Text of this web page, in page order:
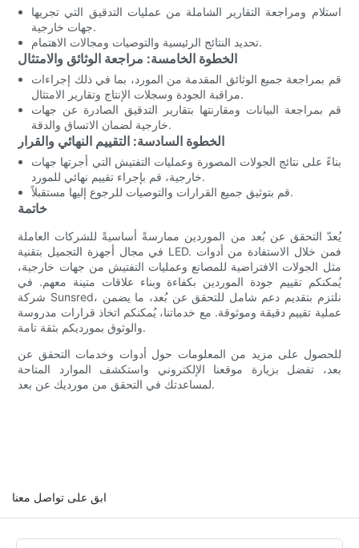
استلام ومراجعة التقارير الشاملة من عمليات التدقيق التي تجريها
جهات خارجية.
تحديد النتائج الرئيسية والتوصيات ومجالات الاهتمام.
الخطوة الخامسة: مراجعة الوثائق والامتثال
قم بمراجعة جميع الوثائق المقدمة من المورد، بما في ذلك إجراءات
مراقبة الجودة وسجلات الإنتاج وتقارير الامتثال.
قم بمراجعة البيانات ومقارنتها بتقارير التدقيق الصادرة عن جهات
خارجية لضمان الاتساق والدقة.
الخطوة السادسة: التقييم النهائي والقرار
بناءً على نتائج الجولات المصورة وعمليات التفتيش التي أجرتها جهات
خارجية، قم بإجراء تقييم نهائي للمورد.
قم بتوثيق جميع القرارات والتوصيات للرجوع إليها مستقبلاً.
خاتمة
يُعدّ التحقق عن بُعد من الموردين ممارسةً أساسيةً للشركات العاملة
في مجال أجهزة التجميل بتقنية LED. فمن خلال الاستفادة من أدوات
مثل الجولات الافتراضية للمصانع وعمليات التفتيش من جهات خارجية،
يُمكنكم تقييم جودة الموردين بكفاءة وبناء علاقات متينة معهم. في
شركة Sunsred، نلتزم بتقديم دعم شامل للتحقق عن بُعد، ما يضمن
عملية تقييم دقيقة وموثوقة. مع خدماتنا، يُمكنكم اتخاذ قرارات مدروسة
والوثوق بمورديكم بثقة تامة.
للحصول على مزيد من المعلومات حول أدوات وخدمات التحقق عن
بعد، تفضل بزيارة موقعنا الإلكتروني واستكشف الموارد المتاحة
لمساعدتك في التحقق من مورديك عن بعد.
ابق على تواصل معنا